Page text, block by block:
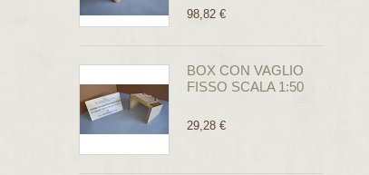
98,82 €
BOX CON VAGLIO
FISSO SCALA 1:50
29,28 €